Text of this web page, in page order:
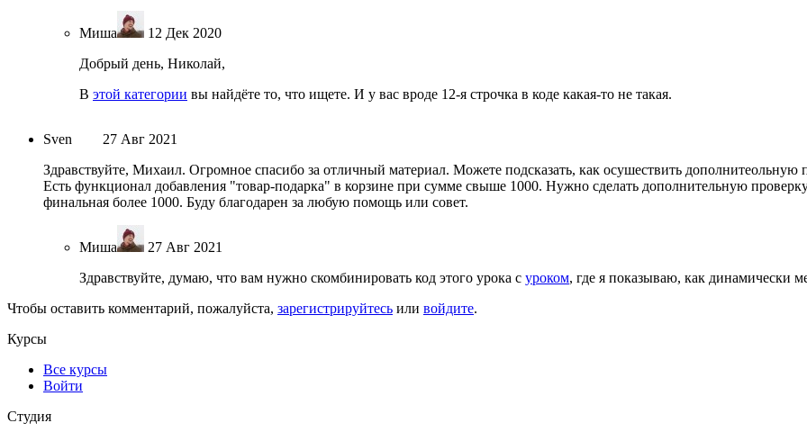
Миша
12 Дек 2020
Добрый день, Николай,
В этой категории вы найдёте то, что ищете. И у вас вроде 12-я строчка в коде какая-то не такая.
Sven
27 Авг 2021
Здравствуйте, Михаил. Огромное спасибо за отличный материал. Можете подсказать, как осушествить дополнитеольную
Есть функционал добавления "товар-подарка" в корзине при сумме свыше 1000. Нужно сделать дополнительную
финальная более 1000. Буду благодарен за любую помощь или совет.
Миша
27 Авг 2021
Здравствуйте, думаю, что вам нужно скомбинировать код этого урока с уроком, где я показываю, как динамически
Чтобы оставить комментарий, пожалуйста, зарегистрируйтесь или войдите.
Курсы
Все курсы
Войти
Студия